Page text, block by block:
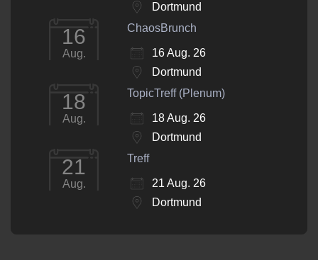
Dortmund
16
Aug.
ChaosBrunch
16 Aug. 26
Dortmund
18
Aug.
TopicTreff (Plenum)
18 Aug. 26
Dortmund
21
Aug.
Treff
21 Aug. 26
Dortmund